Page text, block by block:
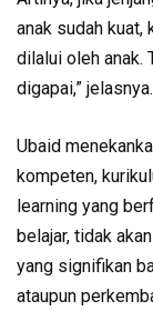
anak sudah kuat,
dilalui oleh anak.
digapai,” jelasnya.
Ubaid
kompeten,
learning yang
belajar, tidak
yang signifikan
ataupun